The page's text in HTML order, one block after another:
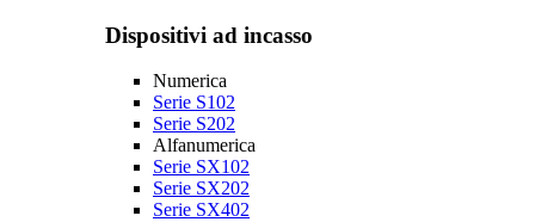
Dispositivi ad incasso
Numerica
Serie S102
Serie S202
Alfanumerica
Serie SX102
Serie SX202
Serie SX402